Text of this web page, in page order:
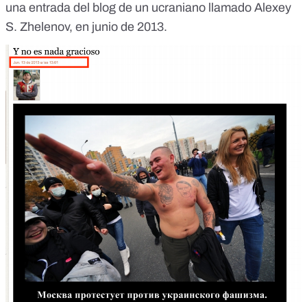
una entrada del blog de un ucraniano llamado Alexey
S. Zhelenov, en junio de 2013.